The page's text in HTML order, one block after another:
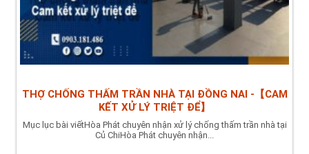
THỢ CHỐNG THẤM TRẦN NHÀ TẠI ĐỒNG NAI -【CAM
KẾT XỬ LÝ TRIỆT ĐỂ】
Mục lục bài viếtHòa Phát chuyên nhận xử lý chống thấm trần nhà tại
Củ ChiHòa Phát chuyên nhận...